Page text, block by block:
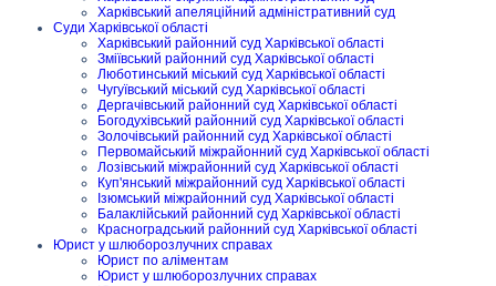
Харківський апеляційний адміністративний суд
Суди Харківської області
Харківський районний суд Харківської області
Зміївський районний суд Харківської області
Люботинський міський суд Харківської області
Чугуївський міський суд Харківської області
Дергачівський районний суд Харківської області
Богодухівський районний суд Харківської області
Золочівський районний суд Харківської області
Первомайський міжрайонний суд Харківської області
Лозівський міжрайонний суд Харківської області
Куп'янський міжрайонний суд Харківської області
Ізюмський міжрайонний суд Харківської області
Балаклійський районний суд Харківської області
Красноградський районний суд Харківської області
Юрист у шлюборозлучних справах
Юрист по аліментам
Юрист у шлюборозлучних справах